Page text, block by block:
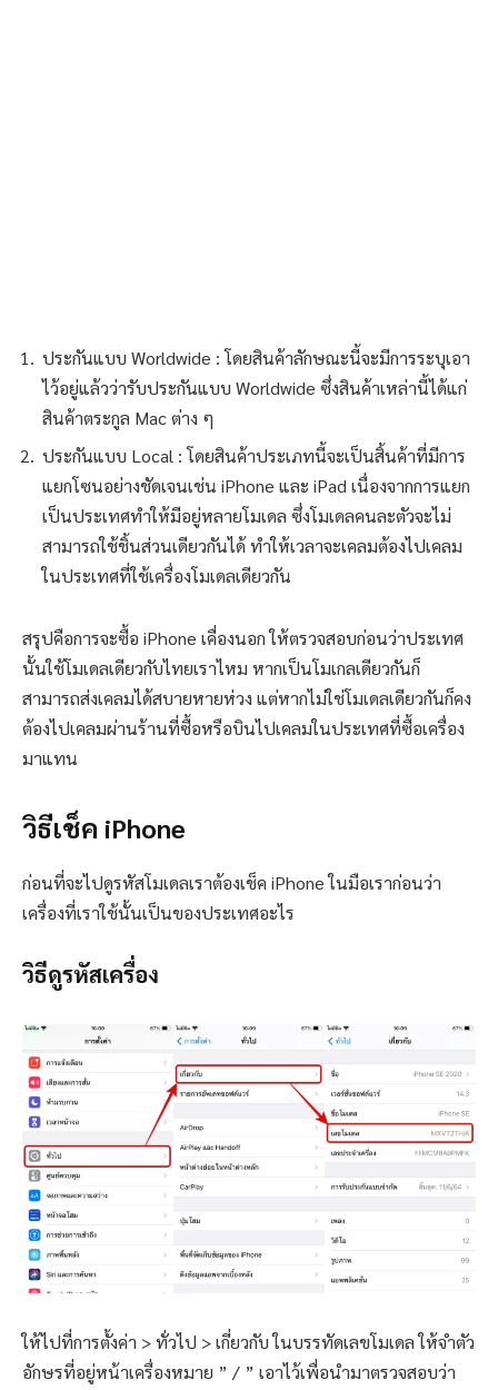
ประกันแบบ Worldwide : โดยสินค้าลักษณะนี้จะมีการระบุเอา
ไว้อยู่แล้วว่ารับประกันแบบ Worldwide ซึ่งสินค้าเหล่านี้ได้แก่
สินค้าตระกูล Mac ต่าง ๆ
ประกันแบบ Local : โดยสินค้าประเภทนี้จะเป็นสิ้นค้าที่มีการ
แยกโซนอย่างชัดเจนเช่น iPhone และ iPad เนื่องจากการแยก
เป็นประเทศทำให้มีอยู่หลายโมเดล ซึ่งโมเดลคนละตัวจะไม่
สามารถใช้ชิ้นส่วนเดียวกันได้ ทำให้เวลาจะเคลมต้องไปเคลม
ในประเทศที่ใช้เครื่องโมเดลเดียวกัน
สรุปคือการจะซื้อ iPhone เคื่องนอก ให้ตรวจสอบก่อนว่าประเทศ
นั้นใช้โมเดลเดียวกับไทยเราไหม หากเป็นโมเกลเดียวกันก็
สามารถส่งเคลมได้สบายหายห่วง แต่หากไม่ใช่โมเดลเดียวกันก็คง
ต้องไปเคลมผ่านร้านที่ซื้อหรือบินไปเคลมในประเทศที่ซื้อเครื่อง
มาแทน
วิธีเช็ค iPhone
ก่อนที่จะไปดูรหัสโมเดลเราต้องเช็ค iPhone ในมือเราก่อนว่า
เครื่องที่เราใช้นั้นเป็นของประเทศอะไร
วิธีดูรหัสเครื่อง
ให้ไปที่การตั้งค่า > ทั่วไป > เกี่ยวกับ ในบรรทัดเลขโมเดล ให้จำตัว
อักษรที่อยู่หน้าเครื่องหมาย ” / ” เอาไว้เพื่อนำมาตรวจสอบว่า